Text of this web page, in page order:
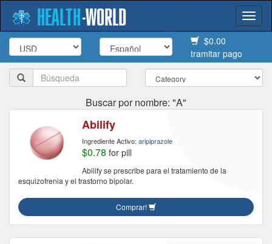
HEALTH-WORLD
$0.00
tramitar pago
Buscar por nombre: "A"
Abilify
Ingrediente Activo: aripiprazole
$0.78 for pill
Abilify se prescribe para el tratamiento de la
esquizofrenia y el trastorno bipolar.
Comprar!